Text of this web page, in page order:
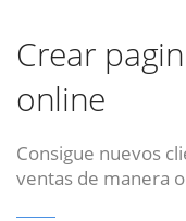
Crear
online
Consigue nuevos
ventas de manera